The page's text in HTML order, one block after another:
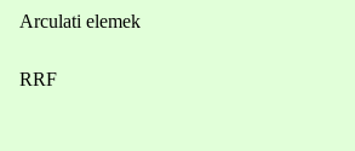
Arculati elemek
RRF